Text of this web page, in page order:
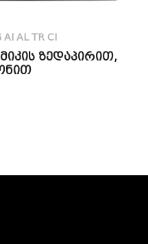
AI AL TR CI
ზედაპირით,